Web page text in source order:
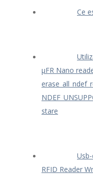
Ce
μFR Nano
stare
RFID Reader